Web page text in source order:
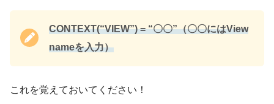
CONTEXT(“VIEW”) = “〇〇”（〇〇にはView
nameを入力）
これを覚えておいてください！